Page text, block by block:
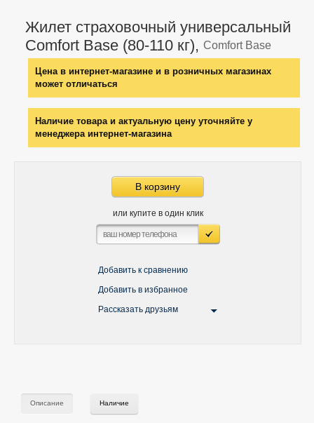
Жилет страховочный универсальный
Comfort Base (80-110 кг), Comfort Base
Цена в интернет-магазине и в розничных магазинах
может отличаться
Наличие товара и актуальную цену уточняйте у
менеджера интернет-магазина
В корзину
или купите в один клик
Добавить к сравнению
Добавить в избранное
Рассказать друзьям
Описание Наличие